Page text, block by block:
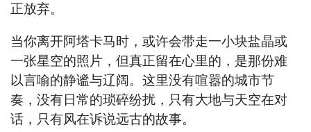
正放弃。
当你离开阿塔卡马时，或许会带走一小块盐晶或
一张星空的照片，但真正留在心里的，是那份难
以言喻的静谧与辽阔。这里没有喧嚣的城市节
奏，没有日常的琐碎纷扰，只有大地与天空在对
话，只有风在诉说远古的故事。